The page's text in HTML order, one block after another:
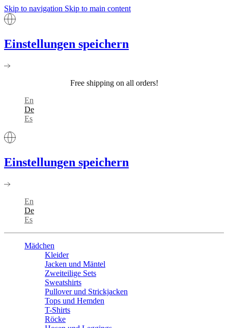
Skip to navigation Skip to main content
Einstellungen speichern
Free shipping on all orders!
En
De
Es
Einstellungen speichern
En
De
Es
Mädchen
Kleider
Jacken und Mäntel
Zweiteilige Sets
Sweatshirts
Pullover und Strickjacken
Tops und Hemden
T-Shirts
Röcke